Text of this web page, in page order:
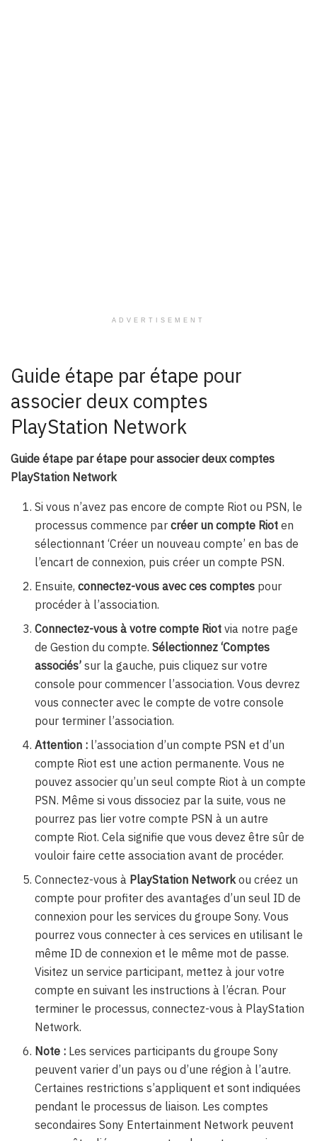
ADVERTISEMENT
Guide étape par étape pour
associer deux comptes
PlayStation Network
Guide étape par étape pour associer deux comptes
PlayStation Network
Si vous n’avez pas encore de compte Riot ou PSN, le
processus commence parcréer un compte Riot en
sélectionnant ‘Créer un nouveau compte’ en bas de
l’encart de connexion, puis créer un compte PSN.
Ensuite,connectez-vous avec ces comptes pour
procéder à l’association.
Connectez-vous à votre compte Riot via notre page
de Gestion du compte.Sélectionnez ‘Comptes
associés’ sur la gauche, puis cliquez sur votre
console pour commencer l’association. Vous devrez
vous connecter avec le compte de votre console
pour terminer l’association.
Attention : l’association d’un compte PSN et d’un
compte Riot est une action permanente. Vous ne
pouvez associer qu’un seul compte Riot à un compte
PSN. Même si vous dissociez par la suite, vous ne
pourrez pas lier votre compte PSN à un autre
compte Riot. Cela signifie que vous devez être sûr de
vouloir faire cette association avant de procéder.
Connectez-vous à PlayStation Networkou créez un
compte pour profiter des avantages d’un seul ID de
connexion pour les services du groupe Sony. Vous
pourrez vous connecter à ces services en utilisant le
même ID de connexion et le même mot de passe.
Visitez un service participant, mettez à jour votre
compte en suivant les instructions à l’écran. Pour
terminer le processus, connectez-vous à PlayStation
Network.
Note : Les services participants du groupe Sony
peuvent varier d’un pays ou d’une région à l’autre.
Certaines restrictions s’appliquent et sont indiquées
pendant le processus de liaison. Les comptes
secondaires Sony Entertainment Network peuvent